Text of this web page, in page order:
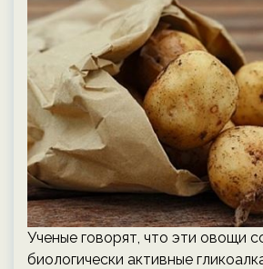
Ученые говорят, что эти овощи
биологически активные